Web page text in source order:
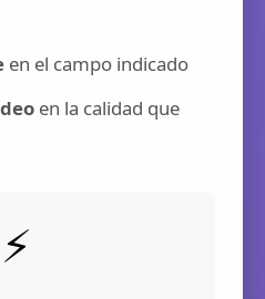
en el campo indicado
en la calidad que
⚡